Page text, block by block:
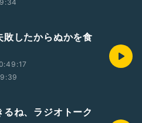
敗したからぬかを食
るね、ラジオトーク